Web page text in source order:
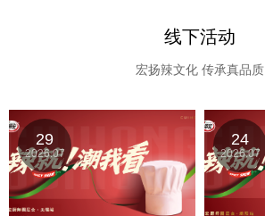
线下活动
宏扬辣文化 传承真品质
29
2026.07
24
2026.07